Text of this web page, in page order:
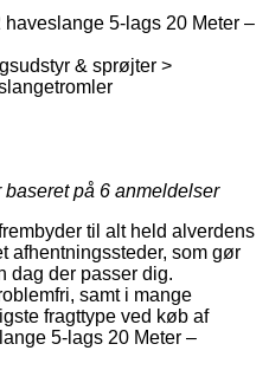
5-lags 20 Meter –
& sprøjter >
baseret på 6 anmeldelser
til alt held alverdens
afhentningssteder, som gør
dag der passer dig.
samt i mange
fragttype ved køb af
5-lags 20 Meter –